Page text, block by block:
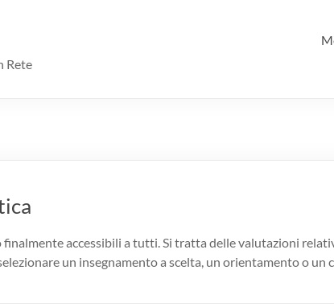
Rete
accessibili a tutti. Si tratta delle valutazioni
un insegnamento a scelta, un orientamento o un